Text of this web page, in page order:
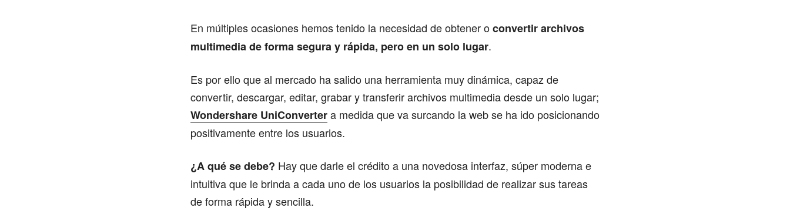
En múltiples ocasiones hemos tenido la necesidad de obtener oconvertir archivos
multimedia de forma segura y rápida, pero en un solo lugar.
Es por ello que al mercado ha salido una herramienta muy dinámica, capaz de
convertir, descargar, editar, grabar y transferir archivos multimedia desde un solo lugar;
Wondershare UniConvertera medida que va surcando la web se ha ido posicionando
positivamente entre los usuarios.
¿A qué se debe? Hay que darle el crédito a una novedosa interfaz, súper moderna e
intuitiva que le brinda a cada uno de los usuarios la posibilidad de realizar sus tareas
de forma rápida y sencilla.